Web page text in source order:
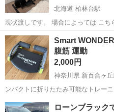
北海道 柏林台駅
現状渡しです。 場合によっては こちらでバラせるだけ バラしてお渡
しします。 値下げ交渉可能
北海道 帯広市 フ
Smart
腹筋 運動
2,000円
神奈川県 新百合ヶ
ンパクトに折りたたみ可能なトレー
Smart…
神奈川 川崎市 新百合ヶ丘駅
ローンブラック